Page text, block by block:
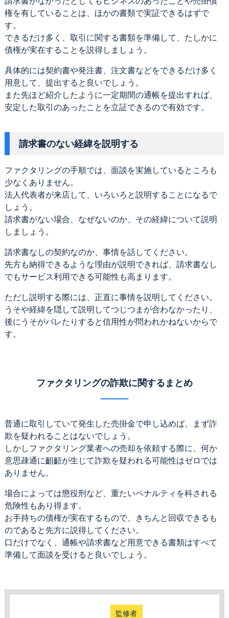
権を有していることは、ほかの書類で実証できるはずで
す。
できるだけ多く、取引に関する書類を準備して、たしかに
債権が実在することを説得しましょう。
具体的には契約書や発注書、注文書などをできるだけ多く
用意して、提出すると良いでしょう。
また先ほど紹介したように一定期間の通帳を提出すれば、
安定した取引のあったことを立証できるので有効です。
請求書のない経緯を説明する
ファクタリングの手順では、面談を実施しているところも
少なくありません。
法人代表者が来店して、いろいろと説明することになるで
しょう。
請求書がない場合、なぜないのか、その経緯について説明
しましょう。
請求書なしの契約なのか、事情を話してください。
先方も納得できるような理由が説明できれば、請求書なし
でもサービス利用できる可能性も高まります。
ただし説明する際には、正直に事情を説明してください。
うそや経緯を隠して説明してつじつまが合わなかったり、
後にうそがバレたりすると信用性が問われかねないからで
す。
ファクタリングの詐欺に関するまとめ
普通に取引していて発生した売掛金で申し込めば、まず詐
欺を疑われることはないでしょう。
しかしファクタリング業者への売却を依頼する際に、何か
意思疎通に齟齬が生じて詐欺を疑われる可能性はゼロでは
ありません。
場合によっては懲役刑など、重たいペナルティを科される
危険性もあり得ます。
お手持ちの債権が実在するもので、きちんと回収できるも
のであると先方に説得してください。
口だけでなく、通帳や請求書など用意できる書類はすべて
準備して面談を受けると良いでしょう。
監修者